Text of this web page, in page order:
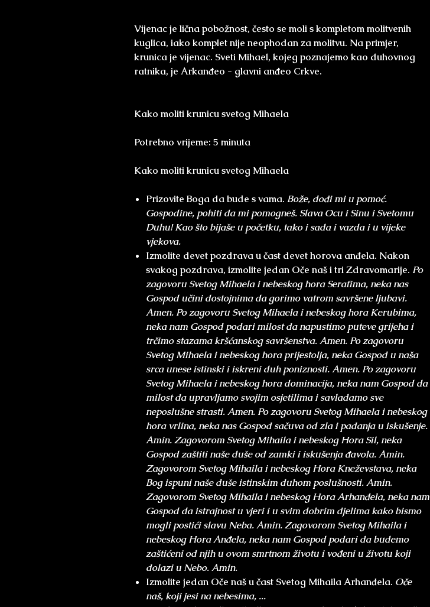
Vijenac je lična pobožnost, često se moli s kompletom molitvenih
kuglica, iako komplet nije neophodan za molitvu. Na primjer,
krunica je vijenac. Sveti Mihael, kojeg poznajemo kao duhovnog
ratnika, je Arkanđeo - glavni anđeo Crkve.
Kako moliti krunicu svetog Mihaela
Potrebno vrijeme: 5 minuta
Kako moliti krunicu svetog Mihaela
Prizovite Boga da bude s vama. Bože, dođi mi u pomoć.
Gospodine, pohiti da mi pomogneš. Slava Ocu i Sinu i Svetomu
Duhu! Kao što bijaše u početku, tako i sada i vazda i u vijeke
vjekova.
Izmolite devet pozdrava u čast devet horova anđela. Nakon
svakog pozdrava, izmolite jedan Oče naš i tri Zdravomarije. Po
zagovoru Svetog Mihaela i nebeskog hora Serafima, neka nas
Gospod učini dostojnima da gorimo vatrom savršene ljubavi.
Amen. Po zagovoru Svetog Mihaela i nebeskog hora Kerubima,
neka nam Gospod podari milost da napustimo puteve grijeha i
trčimo stazama kršćanskog savršenstva. Amen. Po zagovoru
Svetog Mihaela i nebeskog hora prijestolja, neka Gospod u naša
srca unese istinski i iskreni duh poniznosti. Amen. Po zagovoru
Svetog Mihaela i nebeskog hora dominacija, neka nam Gospod da
milost da upravljamo svojim osjetilima i savladamo sve
neposlušne strasti. Amen. Po zagovoru Svetog Mihaela i nebeskog
hora vrlina, neka nas Gospod sačuva od zla i padanja u iskušenje.
Amin. Zagovorom Svetog Mihaila i nebeskog Hora Sil, neka
Gospod zaštiti naše duše od zamki i iskušenja đavola. Amin.
Zagovorom Svetog Mihaila i nebeskog Hora Kneževstava, neka
Bog ispuni naše duše istinskim duhom poslušnosti. Amin.
Zagovorom Svetog Mihaila i nebeskog Hora Arhanđela, neka nam
Gospod da istrajnost u vjeri i u svim dobrim djelima kako bismo
mogli postići slavu Neba. Amin. Zagovorom Svetog Mihaila i
nebeskog Hora Anđela, neka nam Gospod podari da budemo
zaštićeni od njih u ovom smrtnom životu i vođeni u životu koji
dolazi u Nebo. Amin.
Izmolite jedan Oče naš u čast Svetog Mihaila Arhanđela. Oče
naš, koji jesi na nebesima, ...